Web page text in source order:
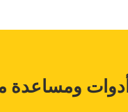
أدوات ومساعدة